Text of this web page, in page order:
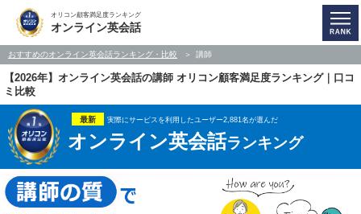
オリコン顧客満足度ランキング
オンライン英会話
おすすめのオンライン英会話ランキング・比較 講師
【2026年】オンライン英会話の講師 オリコン顧客満足度ランキング｜口コ
ミ比較
最新 実際にサービスを利用したユーザー2,881名が選んだ
オンライン英会話ランキング